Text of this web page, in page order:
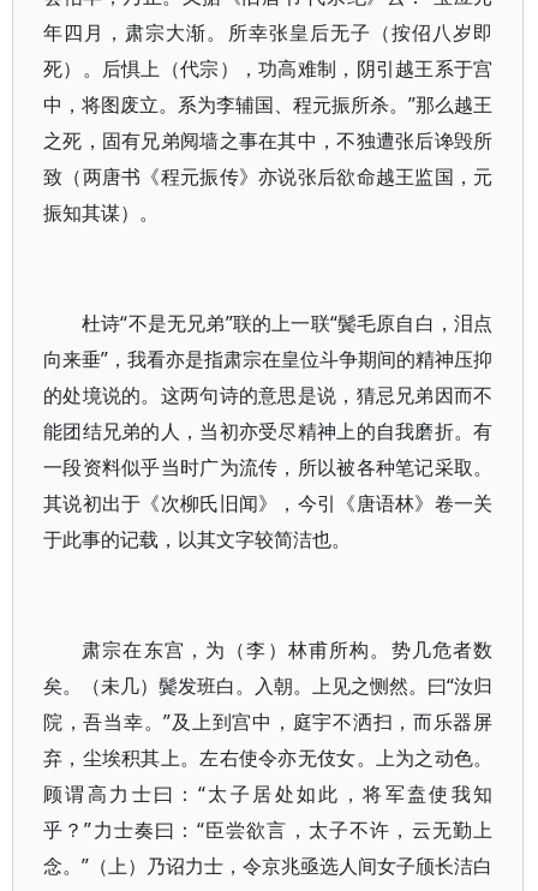
年四月，肃宗大渐。所幸张皇后无子（按佋八岁即
死）。后惧上（代宗），功高难制，阴引越王系于宫
中，将图废立。系为李辅国、程元振所杀。”那么越王
之死，固有兄弟阋墙之事在其中，不独遭张后谗毁所
致（两唐书《程元振传》亦说张后欲命越王监国，元
振知其谋）。
杜诗“不是无兄弟”联的上一联“鬓毛原自白，泪点
向来垂”，我看亦是指肃宗在皇位斗争期间的精神压抑
的处境说的。这两句诗的意思是说，猜忌兄弟因而不
能团结兄弟的人，当初亦受尽精神上的自我磨折。有
一段资料似乎当时广为流传，所以被各种笔记采取。
其说初出于《次柳氏旧闻》，今引《唐语林》卷一关
于此事的记载，以其文字较简洁也。
肃宗在东宫，为（李）林甫所构。势几危者数
矣。（未几）鬓发班白。入朝。上见之恻然。曰“汝归
院，吾当幸。”及上到宫中，庭宇不洒扫，而乐器屏
弃，尘埃积其上。左右使令亦无伎女。上为之动色。
顾谓高力士曰：“太子居处如此，将军盍使我知
乎？”力士奏曰：“臣尝欲言，太子不许，云无勤上
念。”（上）乃诏力士，令京兆亟选人间女子颀长洁白